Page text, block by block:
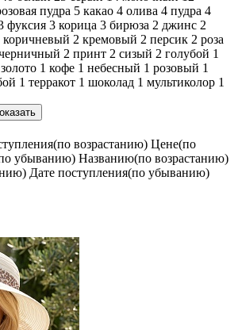
пудра 5 какао 4 олива 4 пудра 4
фуксия 3 корица 3 бирюза 2 джинс 2
коричневый 2 кремовый 2 персик 2 роза
2 принт 2 сизый 2 голубой 1
золото 1 кофе 1 небесный 1 розовый 1
1 терракот 1 шоколад 1 мультиколор 1
возрастанию) Цене(по
убыванию) Названию(по возрастанию)
Дате поступления(по убыванию)